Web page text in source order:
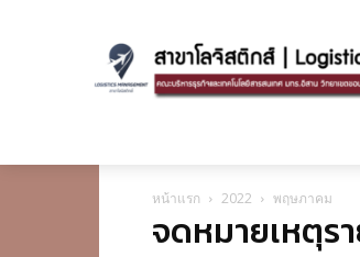
หน้าแรก 2022 พฤษภาคม
จดหมายเหตุร